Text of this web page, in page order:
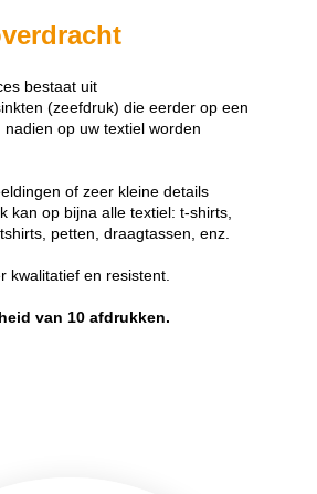
bestaat uit
(zeefdruk) die eerder op een
op uw textiel worden
of zeer kleine details
kan op bijna alle textiel: t-shirts,
petten, draagtassen, enz.
kwalitatief en resistent.
van 10 afdrukken.